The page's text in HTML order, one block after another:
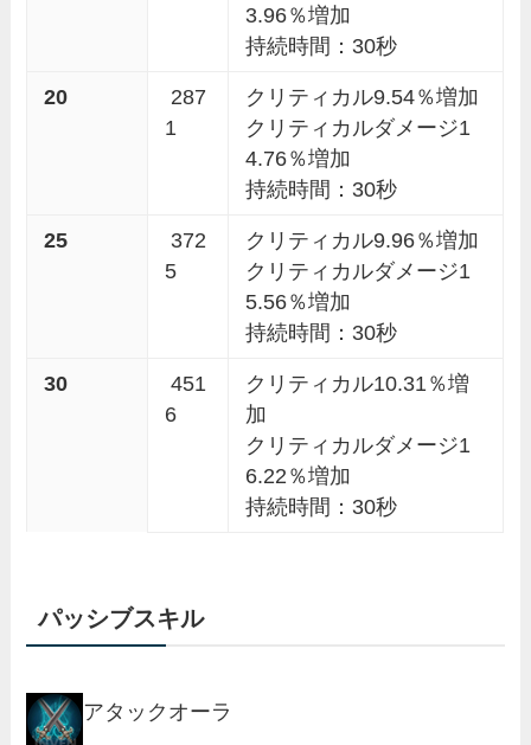
3.96％増加
持続時間：30秒
20
287
1
クリティカル9.54％増加
クリティカルダメージ1
4.76％増加
持続時間：30秒
25
372
5
クリティカル9.96％増加
クリティカルダメージ1
5.56％増加
持続時間：30秒
30
451
6
クリティカル10.31％増
加
クリティカルダメージ1
6.22％増加
持続時間：30秒
パッシブスキル
アタックオーラ